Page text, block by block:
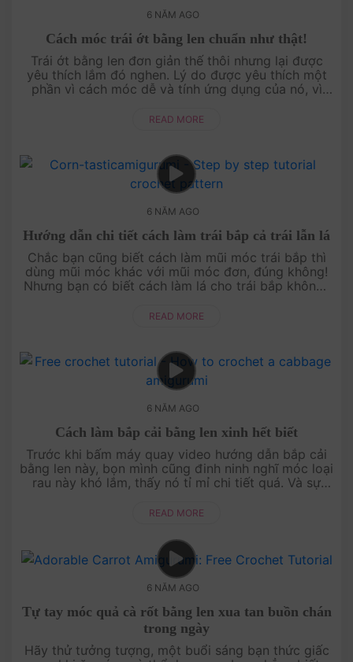
6 NĂM AGO
Cách móc trái ớt bằng len chuẩn như thật!
Trái ớt bằng len đơn giản thế thôi nhưng lại được
yêu thích lắm đó nghen. Lý do được yêu thích một
phần vì cách móc dễ và tính ứng dụng của nó, vì
READ MORE
6 NĂM AGO
Hướng dẫn chi tiết cách làm trái bắp cả trái lẫn lá
Chắc bạn cũng biết cách làm mũi móc trái bắp thì
dùng mũi móc khác với mũi móc đơn, đúng không!
Nhưng bạn có biết cách làm lá cho trái bắp không?
READ MORE
6 NĂM AGO
Cách làm bắp cải bằng len xinh hết biết
Trước khi bấm máy quay video hướng dẫn bắp cải
bằng len này, bọn mình cũng đinh ninh nghĩ móc loại
rau này khó lắm, thấy nó tỉ mỉ chi tiết quá. Và sự
READ MORE
6 NĂM AGO
Tự tay móc quả cà rốt bằng len xua tan buồn chán
trong ngày
Hãy thử tưởng tượng, một buổi sáng bạn thức giấc